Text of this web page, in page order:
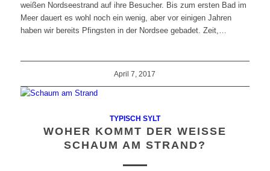
weißen Nordseestrand auf ihre Besucher. Bis zum ersten Bad im
Meer dauert es wohl noch ein wenig, aber vor einigen Jahren
haben wir bereits Pfingsten in der Nordsee gebadet. Zeit,…
April 7, 2017
TYPISCH SYLT
WOHER KOMMT DER WEISSE S
CHAUM AM STRAND?